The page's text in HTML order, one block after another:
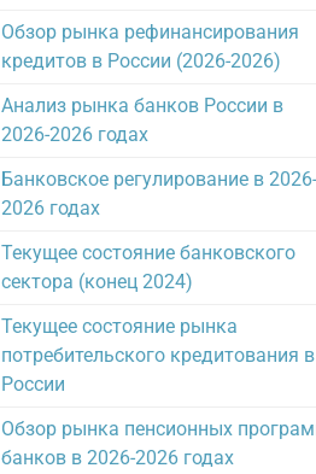
Обзор рынка рефинансирования
кредитов в России (2026-2026)
Анализ рынка банков России в
2026-2026 годах
Банковское регулирование в 2026-
2026 годах
Текущее состояние банковского
сектора (конец 2024)
Текущее состояние рынка
потребительского кредитования в
России
Обзор рынка пенсионных
банков в 2026-2026 годах